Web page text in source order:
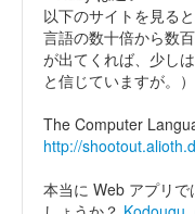
以下のサイトを見る
言語の数十倍から数
が出てくれば、少し
と信じていますが。）
The Computer
http://
本当に Web アプリ